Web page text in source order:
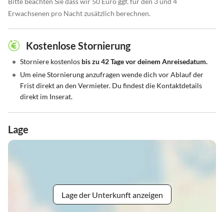
Erwachsenen pro Nacht zusätzlich berechnen.
Kostenlose Stornierung
• Storniere kostenlos bis zu 42 Tage vor deinem Anreisedatum.
• Um eine Stornierung anzufragen wende dich vor Ablauf der
Frist direkt an den Vermieter. Du findest die Kontaktdetails
direkt im Inserat.
Lage
Lage der Unterkunft anzeigen